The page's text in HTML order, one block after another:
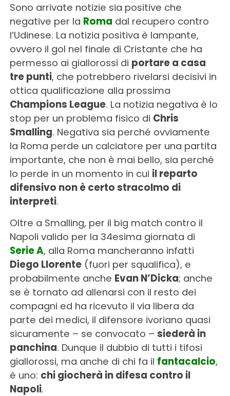
Sono arrivate notizie sia positive che
negative per la Roma dal recupero contro
l’Udinese. La notizia positiva è lampante,
ovvero il gol nel finale di Cristante che ha
permesso ai giallorossi di portare a casa
tre punti, che potrebbero rivelarsi decisivi in
ottica qualificazione alla prossima
Champions League. La notizia negativa è lo
stop per un problema fisico di Chris
Smalling. Negativa sia perché ovviamente
la Roma perde un calciatore per una partita
importante, che non è mai bello, sia perché
lo perde in un momento in cui il reparto
difensivo non è certo stracolmo di
interpreti.
Oltre a Smalling, per il big match contro il
Napoli valido per la 34esima giornata di
Serie A, alla Roma mancheranno infatti
Diego Llorente(fuori per squalifica), e
probabilmente anche Evan N’Dicka; anche
se è tornato ad allenarsi con il resto dei
compagni ed ha ricevuto il via libera da
parte dei medici, il difensore ivoriano quasi
sicuramente – se convocato – siederà in
panchina. Dunque il dubbio di tutti i tifosi
giallorossi, ma anche di chi fa il fantacalcio,
è uno: chi giocherà in difesa contro il
Napoli.